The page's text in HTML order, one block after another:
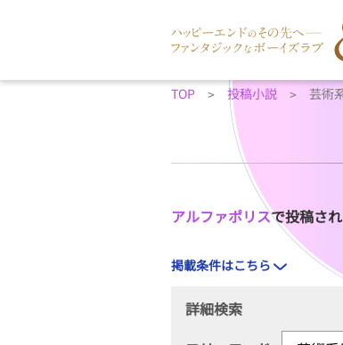
TOP 投稿小説 芸術
アルファポリスで投稿さ
掲載条件はこちら
詳細検索